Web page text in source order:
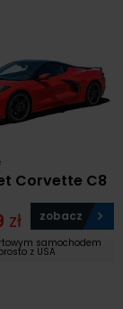
Corvette C8
zł zobacz
samochodem
z USA